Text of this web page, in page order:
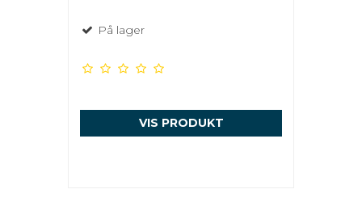
På lager
VIS PRODUKT